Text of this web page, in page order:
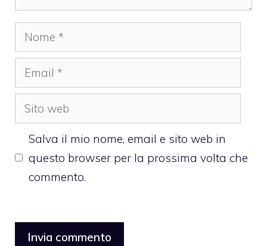
Nome
Email
Sito
web
Salva il mio nome, email e sito web in
questo browser per la prossima volta che
commento.